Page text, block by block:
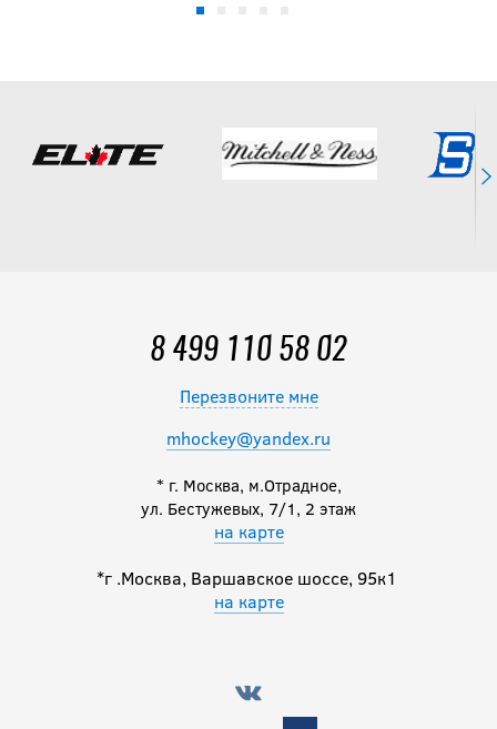
8 499 110 58 02
Перезвоните мне
mhockey@yandex.ru
* г. Москва, м.Отрадное,
ул. Бестужевых, 7/1, 2 этаж
на карте
*г .Москва, Варшавское шоссе, 95к1
на карте